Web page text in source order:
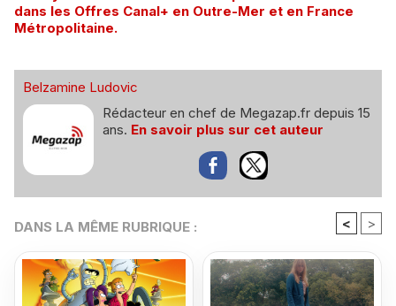
dans les Offres Canal+ en Outre-Mer et en France
Métropolitaine.
Belzamine Ludovic
Rédacteur en chef de Megazap.fr depuis 15
ans. En savoir plus sur cet auteur
DANS LA MÊME RUBRIQUE : < >